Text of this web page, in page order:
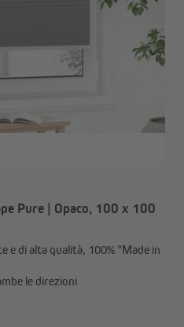
Pure | Opaco, 100 x 100
e di alta qualità, 100% "Made in
le direzioni